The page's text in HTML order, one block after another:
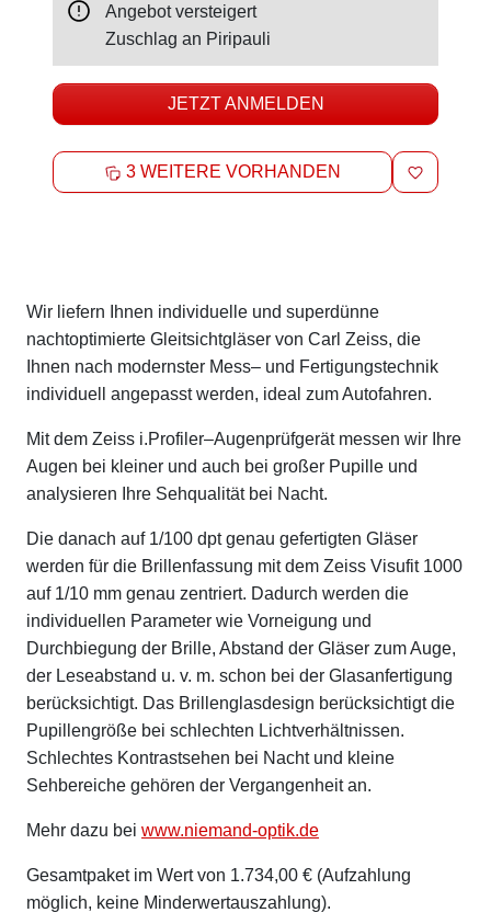
Angebot versteigert
Zuschlag an Piripauli
JETZT ANMELDEN
3 WEITERE VORHANDEN MERKEN
Beschreibung
Wir liefern Ihnen individuelle und superdünne
nachtoptimierte Gleitsichtgläser von Carl Zeiss, die
Ihnen nach modernster Mess– und Fertigungstechnik
individuell angepasst werden, ideal zum Autofahren.
Mit dem Zeiss i.Profiler–Augenprüfgerät messen wir Ihre
Augen bei kleiner und auch bei großer Pupille und
analysieren Ihre Sehqualität bei Nacht.
Die danach auf 1/100 dpt genau gefertigten Gläser
werden für die Brillenfassung mit dem Zeiss Visufit 1000
auf 1/10 mm genau zentriert. Dadurch werden die
individuellen Parameter wie Vorneigung und
Durchbiegung der Brille, Abstand der Gläser zum Auge,
der Leseabstand u. v. m. schon bei der Glasanfertigung
berücksichtigt. Das Brillenglasdesign berücksichtigt die
Pupillengröße bei schlechten Lichtverhältnissen.
Schlechtes Kontrastsehen bei Nacht und kleine
Sehbereiche gehören der Vergangenheit an.
Mehr dazu bei www.niemand-optik.de
Gesamtpaket im Wert von 1.734,00 € (Aufzahlung
möglich, keine Minderwertauszahlung).